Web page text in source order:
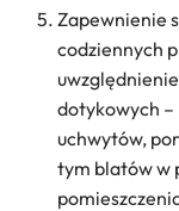
Zapewnienie
codziennych
dotykowych –
uchwytów,
tym blatów w